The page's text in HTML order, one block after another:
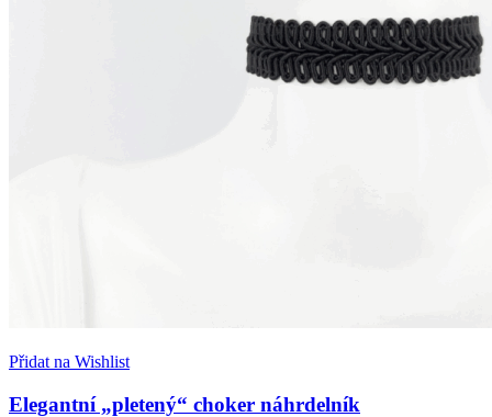
Přidat na Wishlist
Elegantní „pletený“ choker náhrdelník